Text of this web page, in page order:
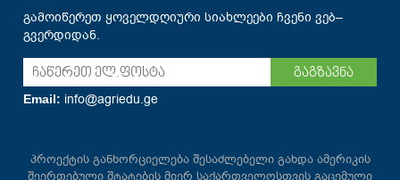
გამოიწერეთ ყოველდღიური სიახლეები ჩვენი ვებ–
გვერდიდან.
გაგზავნა
Email: info@agriedu.ge
პროექტის განხორციელება შესაძლებელი გახდა ამერიკის
შეერთებული შტატების მიერ საქართველოსთვის გაცემული